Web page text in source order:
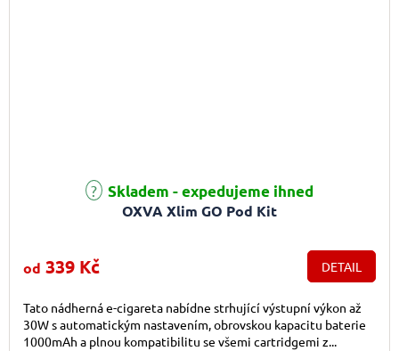
OXVA Xlim GO Pod Kit
Průměrné hodnocení produktu je 4,9 z 5 hvězdiček.
Skladem - expedujeme ihned
od 339 Kč DETAIL
Tato nádherná e-cigareta nabídne strhující výstupní výkon až
30W s automatickým nastavením, obrovskou kapacitu baterie
1000mAh a plnou kompatibilitu se všemi cartridgemi z...